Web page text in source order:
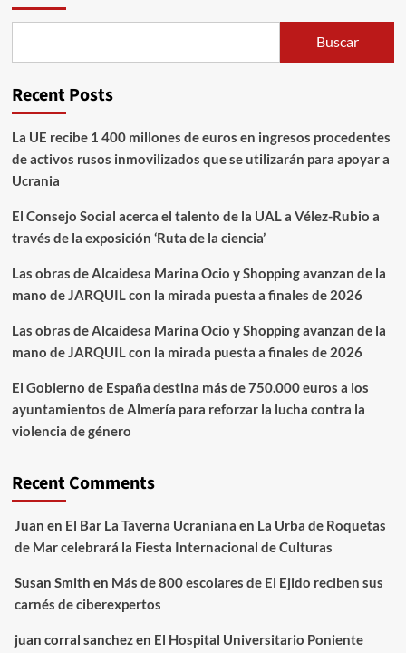
Buscar
Recent Posts
La UE recibe 1 400 millones de euros en ingresos procedentes
de activos rusos inmovilizados que se utilizarán para apoyar a
Ucrania
El Consejo Social acerca el talento de la UAL a Vélez-Rubio a
través de la exposición ‘Ruta de la ciencia’
Las obras de Alcaidesa Marina Ocio y Shopping avanzan de la
mano de JARQUIL con la mirada puesta a finales de 2026
Las obras de Alcaidesa Marina Ocio y Shopping avanzan de la
mano de JARQUIL con la mirada puesta a finales de 2026
El Gobierno de España destina más de 750.000 euros a los
ayuntamientos de Almería para reforzar la lucha contra la
violencia de género
Recent Comments
Juan en El Bar La Taverna Ucraniana en La Urba de Roquetas
de Mar celebrará la Fiesta Internacional de Culturas
Susan Smith en Más de 800 escolares de El Ejido reciben sus
carnés de ciberexpertos
juan corral sanchezen El Hospital Universitario Poniente